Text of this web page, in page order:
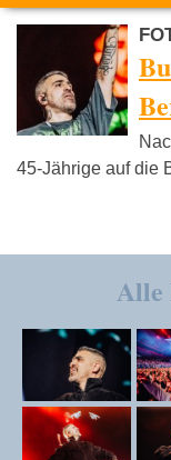
45-Jährige auf die
Alle